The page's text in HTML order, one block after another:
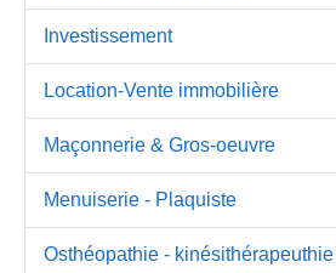
Investissement
Location-Vente immobilière
Maçonnerie & Gros-oeuvre
Menuiserie - Plaquiste
Osthéopathie - kinésithérapeuthie